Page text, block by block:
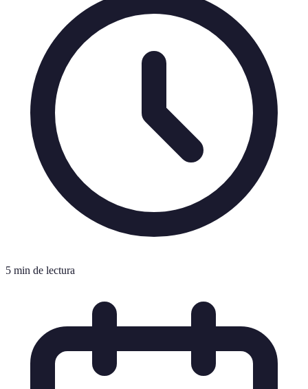
5 min de lectura